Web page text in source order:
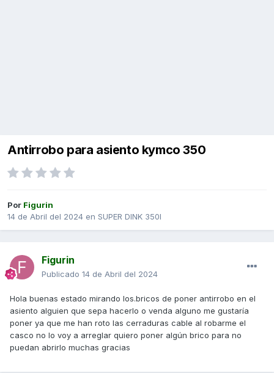
Antirrobo para asiento kymco 350
Por Figurin
14 de Abril del 2024 en SUPER DINK 350I
Figurin
Publicado 14 de Abril del 2024
Hola buenas estado mirando los.bricos de poner antirrobo en el
asiento alguien que sepa hacerlo o venda alguno me gustaría
poner ya que me han roto las cerraduras cable al robarme el
casco no lo voy a arreglar quiero poner algún brico para no
puedan abrirlo muchas gracias